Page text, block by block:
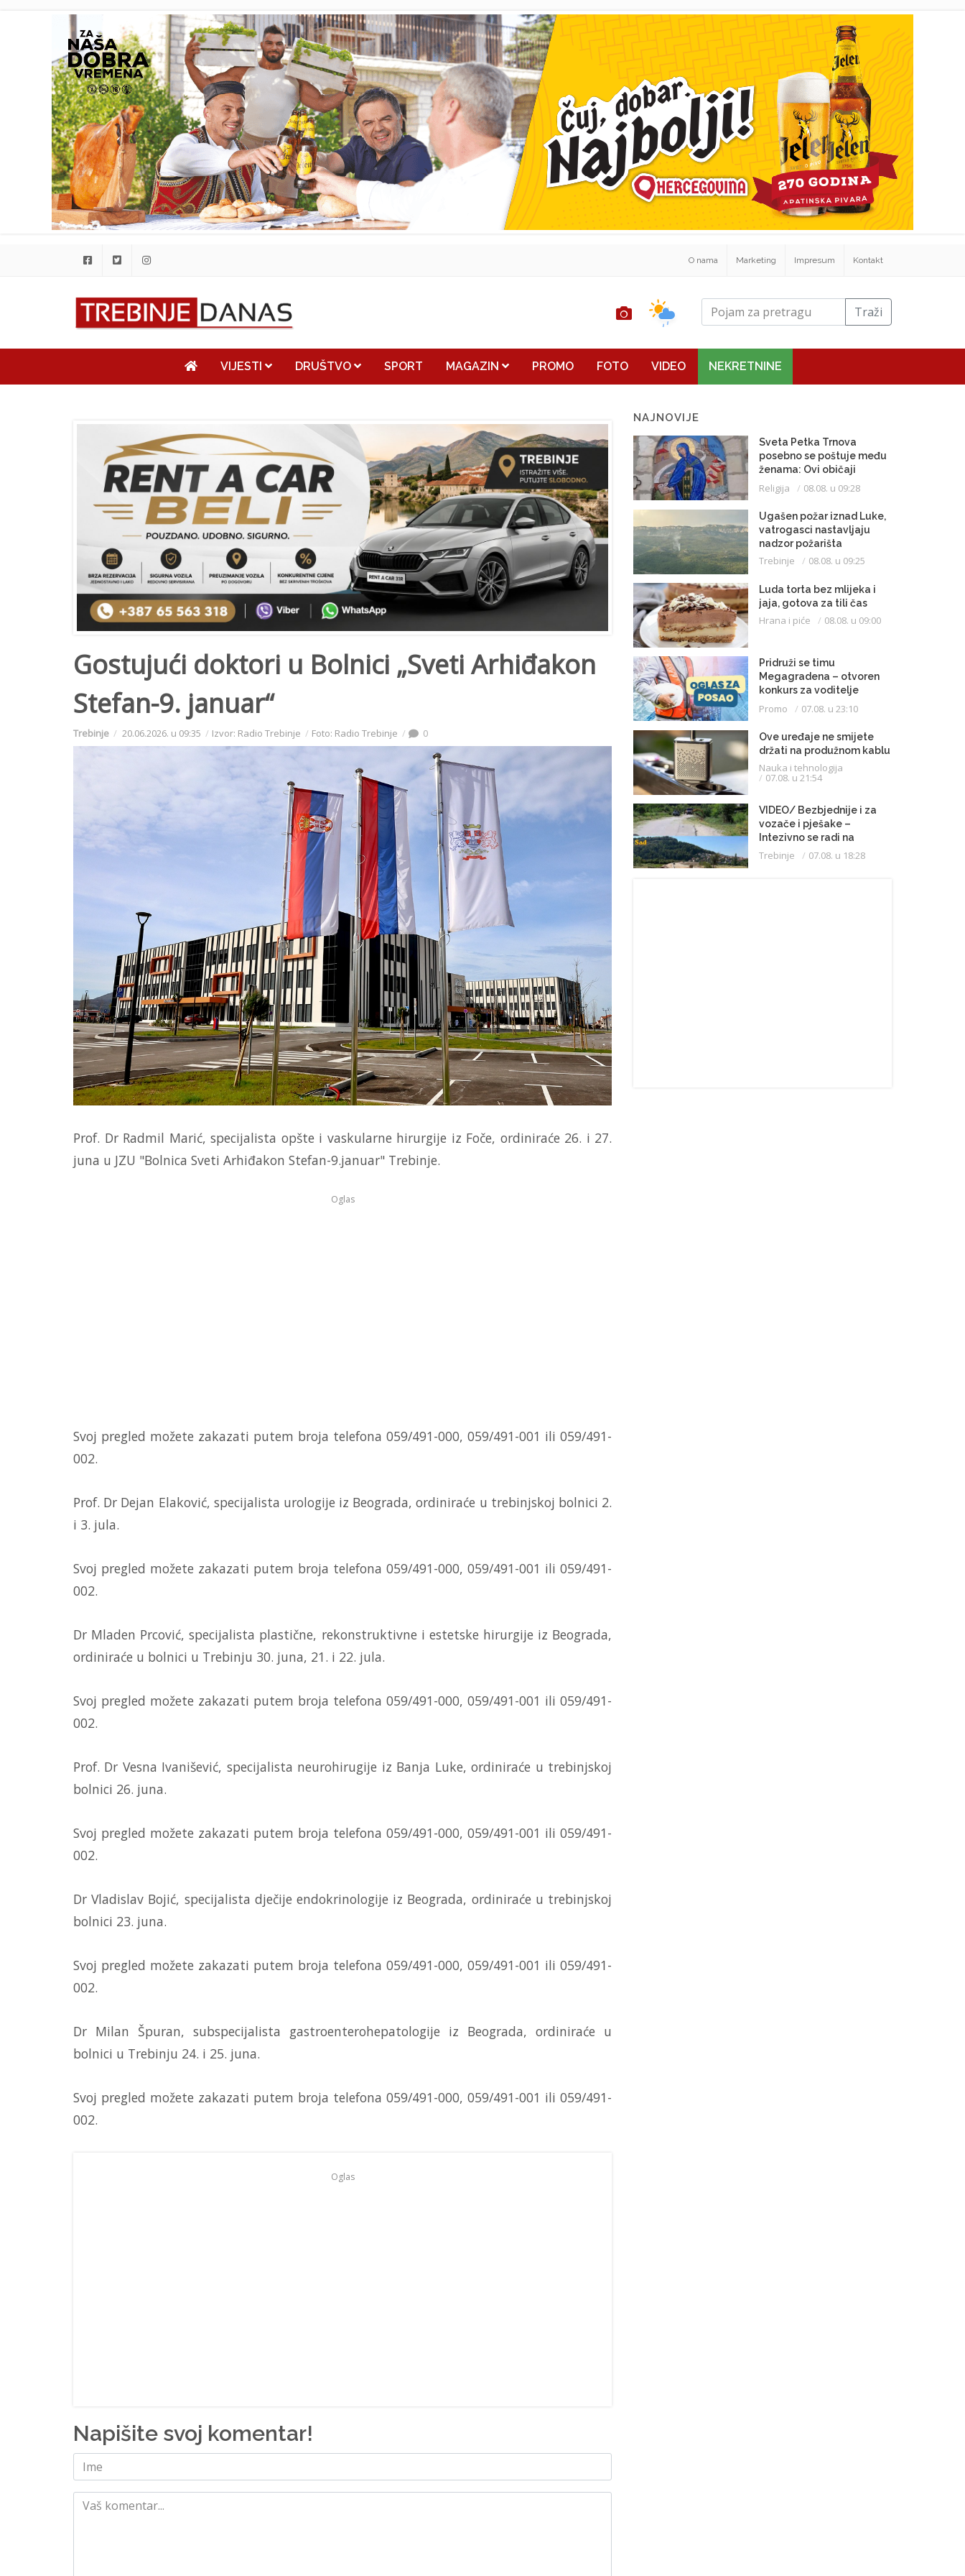
O nama Marketing Impresum Kontakt
Traži
VIJESTI DRUŠTVO SPORT MAGAZIN PROMO FOTO VIDEO NEKRETNINE
Gostujući doktori u Bolnici „Sveti Arhiđakon
Stefan-9. januar“
Trebinje 20.06.2026. u 09:35 Izvor: Radio Trebinje Foto: Radio Trebinje 0
Prof. Dr Radmil Marić, specijalista opšte i vaskularne hirurgije iz Foče, ordiniraće 26. i 27.
juna u JZU "Bolnica Sveti Arhiđakon Stefan-9.januar" Trebinje.
Oglas
Svoj pregled možete zakazati putem broja telefona 059/491-000, 059/491-001 ili 059/491-
002.
Prof. Dr Dejan Elaković, specijalista urologije iz Beograda, ordiniraće u trebinjskoj bolnici 2.
i 3. jula.
Svoj pregled možete zakazati putem broja telefona 059/491-000, 059/491-001 ili 059/491-
002.
Dr Mladen Prcović, specijalista plastične, rekonstruktivne i estetske hirurgije iz Beograda,
ordiniraće u bolnici u Trebinju 30. juna, 21. i 22. jula.
Svoj pregled možete zakazati putem broja telefona 059/491-000, 059/491-001 ili 059/491-
002.
Prof. Dr Vesna Ivanišević, specijalista neurohirugije iz Banja Luke, ordiniraće u trebinjskoj
bolnici 26. juna.
Svoj pregled možete zakazati putem broja telefona 059/491-000, 059/491-001 ili 059/491-
002.
Dr Vladislav Bojić, specijalista dječije endokrinologije iz Beograda, ordiniraće u trebinjskoj
bolnici 23. juna.
Svoj pregled možete zakazati putem broja telefona 059/491-000, 059/491-001 ili 059/491-
002.
Dr Milan Špuran, subspecijalista gastroenterohepatologije iz Beograda, ordiniraće u
bolnici u Trebinju 24. i 25. juna.
Svoj pregled možete zakazati putem broja telefona 059/491-000, 059/491-001 ili 059/491-
002.
Oglas
Napišite svoj komentar!
NAJNOVIJE
Sveta Petka Trnova
posebno se poštuje među
ženama: Ovi običaji
vijekovima se čuvaju
Religija 08.08. u 09:28
Ugašen požar iznad Luke,
vatrogasci nastavljaju
nadzor požarišta
Trebinje 08.08. u 09:25
Luda torta bez mlijeka i
jaja, gotova za tili čas
Hrana i piće 08.08. u 09:00
Pridruži se timu
Megagradena – otvoren
konkurs za voditelje
gradilišta
Promo 07.08. u 23:10
Ove uređaje ne smijete
držati na produžnom kablu
Nauka i tehnologija
07.08. u 21:54
VIDEO/ Bezbjednije i za
vozače i pješake –
Intezivno se radi na
proširenju saobraćajnice
Trebinje 07.08. u 18:28